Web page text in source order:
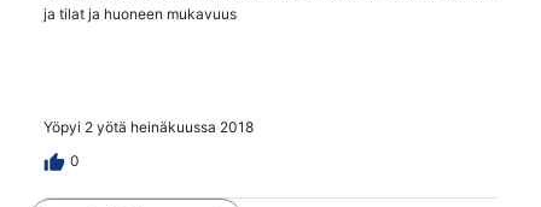
ja tilat ja huoneen mukavuus
Yöpyi 2 yötä heinäkuussa 2018
0